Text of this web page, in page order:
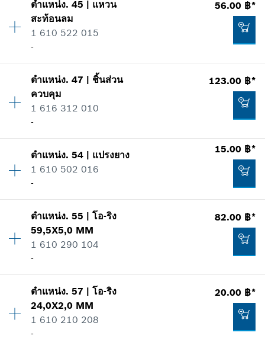
-
เพิ่มในตะกร้าสินค้า
56.00 ฿*
ราคาทั้งหมดไม่รวมภาษีมูลค่าเพิ่ม
ปริมาณ 1
ราคากลุ่ม
ข้อมูลชิ้นส่วนอะไหล่
แสดงในรูป
185.00 ฿*
ราคาทั้งหมดไม่รวมภาษีมูลค่าเพิ่ม
ตำแหน่ง.45 | แหวน
สะท้อนลม
1 610 522 015
-
56.00 ฿*
ปริมาณ 1
ราคากลุ่ม
ข้อมูลชิ้นส่วนอะไหล่
แสดงในรูป
56.00 ฿*
*ราคาทั้งหมดไม่รวมภาษีมูลค่าเพิ่ม
ตำแหน่ง.47 | ชิ้นส่วน
ควบคุม
1 616 312 010
-
123.00 ฿*
ปริมาณ 1
ราคากลุ่ม: 18
รายการการใช้
แสดงในรูป
123.00 ฿*
*ราคาทั้งหมดไม่รวมภาษีมูลค่าเพิ่ม
ตำแหน่ง.54 | แปรงยาง
1 610 502 016
-
15.00 ฿*
ปริมาณ 1
ราคากลุ่ม :10
ข้อมูลชิ้นส่วนอะไหล่
แสดงในรูป
ตำแหน่ง.55 |โอ-ริง
59,5X5,0 MM
1 610 290 104
-
82.00 ฿*
ปริมาณ 1
ราคากลุ่ม :15
ข้อมูลชิ้นส่วนอะไหล่
ตำแหน่ง.57 |โอ-ริง
24,0X2,0 MM
1 610 210 208
-
20.00 ฿*